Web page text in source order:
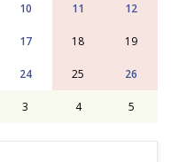
10 11 12
17 18 19
24 25 26
3 4 5